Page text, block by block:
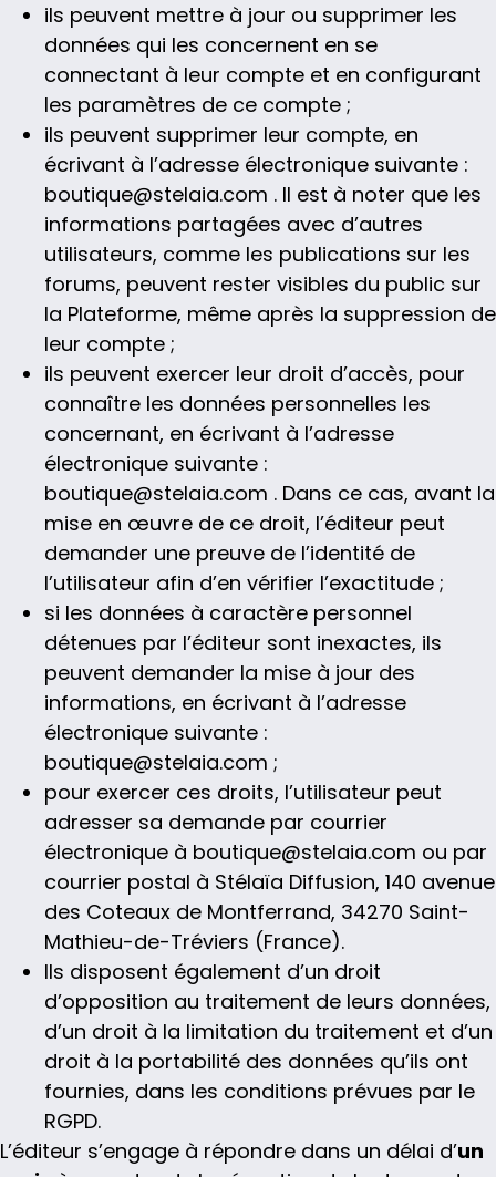
ils peuvent mettre à jour ou supprimer les
données qui les concernent en se
connectant à leur compte et en configurant
les paramètres de ce compte ;
ils peuvent supprimer leur compte, en
écrivant à l’adresse électronique suivante :
boutique@stelaia.com . Il est à noter que les
informations partagées avec d’autres
utilisateurs, comme les publications sur les
forums, peuvent rester visibles du public sur
la Plateforme, même après la suppression de
leur compte ;
ils peuvent exercer leur droit d’accès, pour
connaître les données personnelles les
concernant, en écrivant à l’adresse
électronique suivante :
boutique@stelaia.com . Dans ce cas, avant la
mise en œuvre de ce droit, l’éditeur peut
demander une preuve de l’identité de
l’utilisateur afin d’en vérifier l’exactitude ;
si les données à caractère personnel
détenues par l’éditeur sont inexactes, ils
peuvent demander la mise à jour des
informations, en écrivant à l’adresse
électronique suivante :
boutique@stelaia.com ;
pour exercer ces droits, l’utilisateur peut
adresser sa demande par courrier
électronique à boutique@stelaia.com ou par
courrier postal à Stélaïa Diffusion, 140 avenue
des Coteaux de Montferrand, 34270 Saint-
Mathieu-de-Tréviers (France).
Ils disposent également d’un droit
d’opposition au traitement de leurs données,
d’un droit à la limitation du traitement et d’un
droit à la portabilité des données qu’ils ont
fournies, dans les conditions prévues par le
RGPD.
L’éditeur s’engage à répondre dans un délai d’un